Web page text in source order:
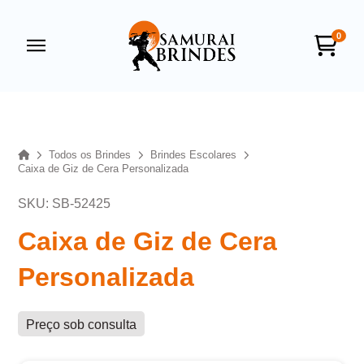
0
HomeTodos os Brindes
Brindes Escolares
Caixa de Giz de Cera Personalizada
SKU: SB-52425
Caixa de Giz de Cera
Personalizada
Preço sob consulta